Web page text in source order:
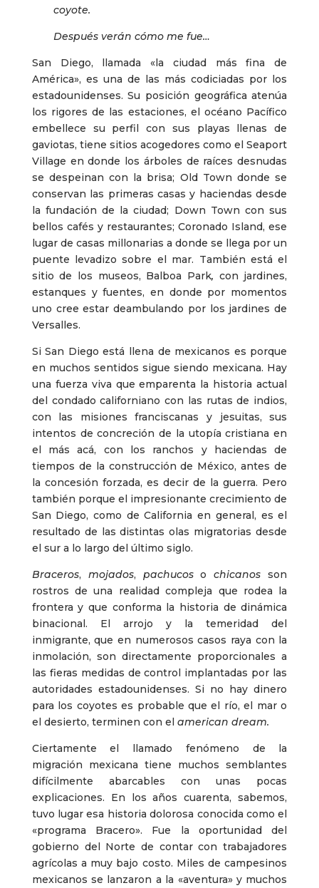
coyote.
Después verán cómo me fue…
San Diego, llamada «la ciudad más fina de
América», es una de las más codiciadas por los
estadounidenses. Su posición geográfica atenúa
los rigores de las estaciones, el océano Pacífico
embellece su perfil con sus playas llenas de
gaviotas, tiene sitios acogedores como el Seaport
Village en donde los árboles de raíces desnudas
se despeinan con la brisa; Old Town donde se
conservan las primeras casas y haciendas desde
la fundación de la ciudad; Down Town con sus
bellos cafés y restaurantes; Coronado Island, ese
lugar de casas millonarias a donde se llega por un
puente levadizo sobre el mar. También está el
sitio de los museos, Balboa Park, con jardines,
estanques y fuentes, en donde por momentos
uno cree estar deambulando por los jardines de
Versalles.
Si San Diego está llena de mexicanos es porque
en muchos sentidos sigue siendo mexicana. Hay
una fuerza viva que emparenta la historia actual
del condado californiano con las rutas de indios,
con las misiones franciscanas y jesuitas, sus
intentos de concreción de la utopía cristiana en
el más acá, con los ranchos y haciendas de
tiempos de la construcción de México, antes de
la concesión forzada, es decir de la guerra. Pero
también porque el impresionante crecimiento de
San Diego, como de California en general, es el
resultado de las distintas olas migratorias desde
el sur a lo largo del último siglo.
Braceros, mojados, pachucosochicanos son
rostros de una realidad compleja que rodea la
frontera y que conforma la historia de dinámica
binacional. El arrojo y la temeridad del
inmigrante, que en numerosos casos raya con la
inmolación, son directamente proporcionales a
las fieras medidas de control implantadas por las
autoridades estadounidenses. Si no hay dinero
para los coyotes es probable que el río, el mar o
el desierto, terminen con el american dream.
Ciertamente el llamado fenómeno de la
migración mexicana tiene muchos semblantes
difícilmente abarcables con unas pocas
explicaciones. En los años cuarenta, sabemos,
tuvo lugar esa historia dolorosa conocida como el
«programa Bracero». Fue la oportunidad del
gobierno del Norte de contar con trabajadores
agrícolas a muy bajo costo. Miles de campesinos
mexicanos se lanzaron a la «aventura» y muchos